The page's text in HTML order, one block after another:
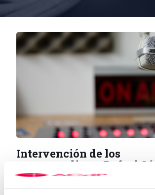
Intervención de los
propagandistas Rafael
Saus y Carmen
Cigoña en el programa